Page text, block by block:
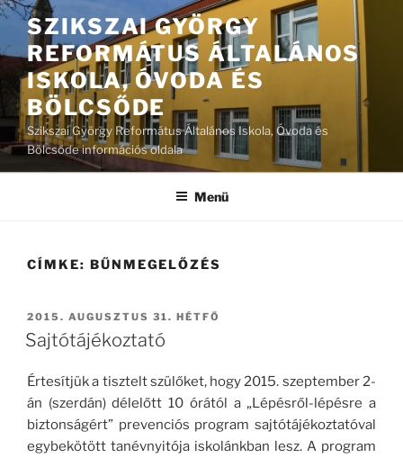
Tartalomhoz
SZIKSZAI GYÖRGY
REFORMÁTUS ÁLTALÁNOS
ISKOLA, ÓVODA ÉS
BÖLCSŐDE
Szikszai György Református Általános Iskola, Óvoda és
Bölcsőde információs oldala
Menü
CÍMKE: BŰNMEGELŐZÉS
BEKÜLDVE:
2015. AUGUSZTUS 31. HÉTFŐ
Sajtótájékoztató
Értesítjük a tisztelt szülőket, hogy 2015. szeptember 2-
án (szerdán) délelőtt 10 órától a „Lépésről-lépésre a
biztonságért” prevenciós program sajtótájékoztatóval
egybekötött tanévnyitója iskolánkban lesz. A program